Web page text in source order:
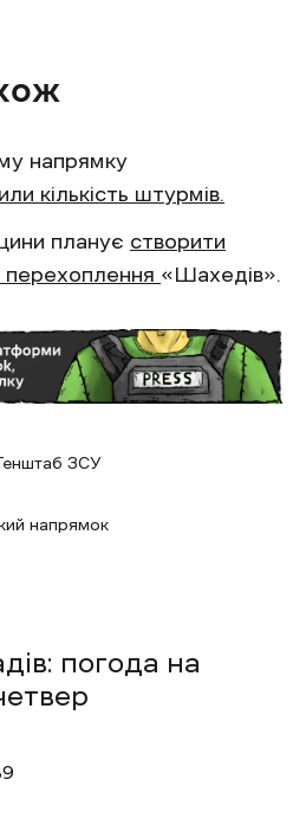
напрямку
кількість штурмів.
планує створити
перехоплення «Шахедів».
ЗСУ
напрямок
погода на